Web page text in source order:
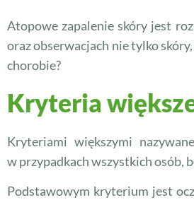
Atopowe zapalenie skóry jest
oraz obserwacjach nie tylko
chorobie?
Kryteria
Kryteriami większymi
w przypadkach wszystkich osób,
Podstawowym kryterium jest